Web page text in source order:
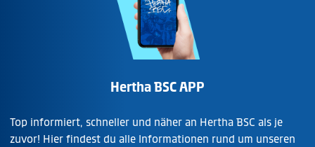
Hertha BSC APP
Top informiert, schneller und näher an Hertha BSC als je
zuvor! Hier findest du alle Informationen rund um unseren